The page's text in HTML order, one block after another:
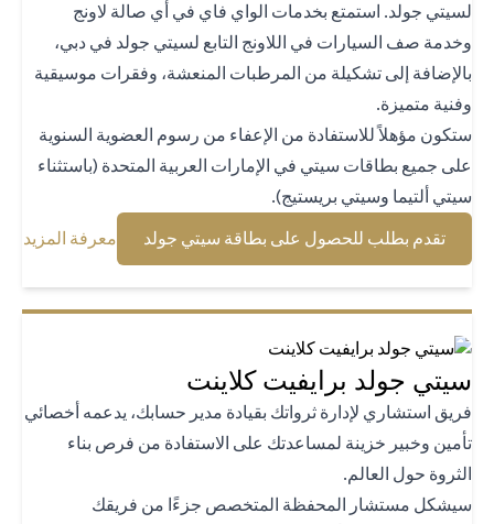
جولد. استمتع بخدمات الواي فاي في أي صالة لاونج
صف السيارات في اللاونج التابع لسيتي جولد في دبي،
إلى تشكيلة من المرطبات المنعشة، وفقرات موسيقية
متميزة.
مؤهلاً للاستفادة من الإعفاء من رسوم العضوية السنوية
جميع بطاقات سيتي في الإمارات العربية المتحدة (باستثناء
ألتيما وسيتي بريستيج).
تقدم بطلب للحصول على بطاقة سيتي جولد (opens in a new tab) معرفة المزيد(opens in a new tab)
جولد برايفيت كلاينت
استشاري لإدارة ثرواتك بقيادة مدير حسابك، يدعمه أخصائي
وخبير خزينة لمساعدتك على الاستفادة من فرص بناء
حول العالم.
مستشار المحفظة المتخصص جزءًا من فريقك